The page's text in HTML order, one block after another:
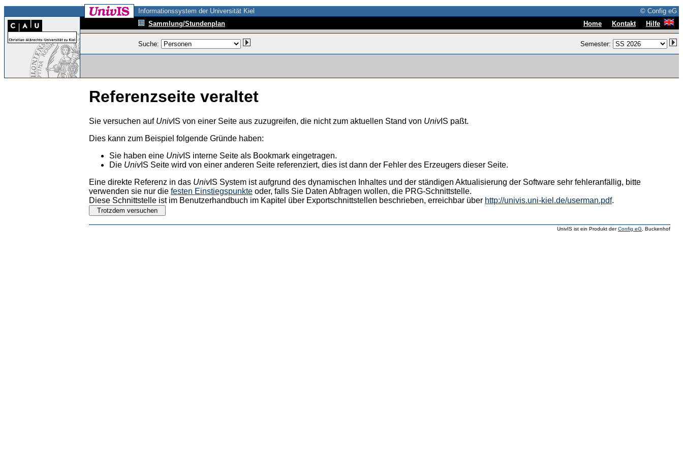
Informationssystem der Universität Kiel
© Config eG
Sammlung/Stundenplan
Home Kontakt Hilfe
Suche: Semester:
Referenzseite veraltet
Sie versuchen auf UnivIS von einer Seite aus zuzugreifen, die nicht zum aktuellen Stand von UnivIS paßt.
Dies kann zum Beispiel folgende Gründe haben:
Sie haben eine UnivIS interne Seite als Bookmark eingetragen.
Die UnivIS Seite wird von einer anderen Seite referenziert, dies ist dann der Fehler des Erzeugers dieser Seite.
Eine direkte Referenz in das UnivIS System ist aufgrund des dynamischen Inhaltes und der ständigen Aktualisierung der Software sehr fehleranfällig, bitte
verwenden sie nur die festen Einstiegspunkte oder, falls Sie Daten Abfragen wollen, die PRG-Schnittstelle.
Diese Schnittstelle ist im Benutzerhandbuch im Kapitel über Exportschnittstellen beschrieben, erreichbar über http://univis.uni-kiel.de/userman.pdf.
UnivIS ist ein Produkt derConfig eG , Buckenhof